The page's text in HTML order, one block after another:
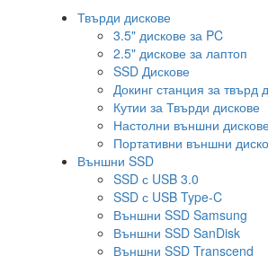
Твърди дискове
3.5" дискове за PC
2.5" дискове за лаптоп
SSD Дискове
Докинг станция за твърд
Кутии за Твърди дискове
Настолни външни
Портативни външни
Външни SSD
SSD с USB 3.0
SSD с USB Type-C
Външни SSD Samsung
Външни SSD SanDisk
Външни SSD Transcend